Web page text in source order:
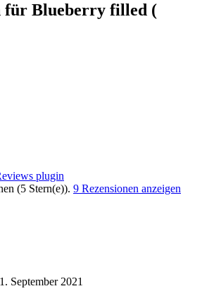
für Blueberry filled (
plugin
(5 Stern(e)). 9 Rezensionen anzeigen
September 2021